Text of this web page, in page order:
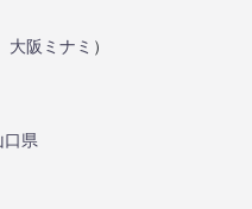
大阪ミナミ ）
口県